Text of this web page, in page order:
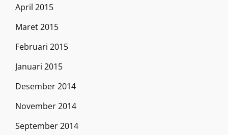
April 2015
Maret 2015
Februari 2015
Januari 2015
Desember 2014
November 2014
September 2014